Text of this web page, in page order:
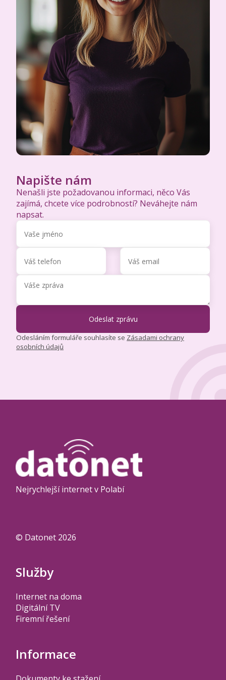
Napište nám
Nenašli jste požadovanou informaci, něco Vás
zajímá, chcete více podrobností? Neváhejte nám
napsat.
Odesláním formuláře souhlasíte se Zásadami ochrany
osobních údajů
Nejrychlejší internet v Polabí
© Datonet 2026
Služby
Internet na doma
Digitální TV
Firemní řešení
Informace